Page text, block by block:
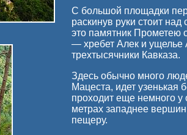
С большой площадки
раскинув руки стоит
это памятник Прометею
— хребет Алек и ущелье
трехтысячники Кавказа.
Здесь обычно много
Мацеста, идет
проходит еще немного у
метрах западнее
пещеру.